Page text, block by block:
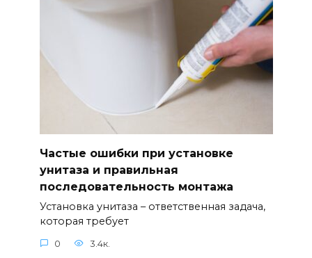
Частые ошибки при установке
унитаза и правильная
последовательность монтажа
Установка унитаза – ответственная задача,
которая требует
0 3.4к.